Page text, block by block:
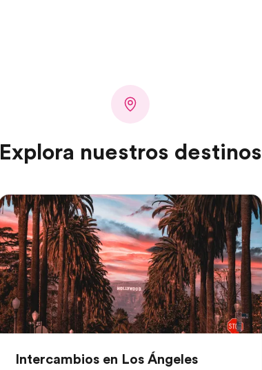
Explora nuestros destinos
Intercambios en Los Ángeles